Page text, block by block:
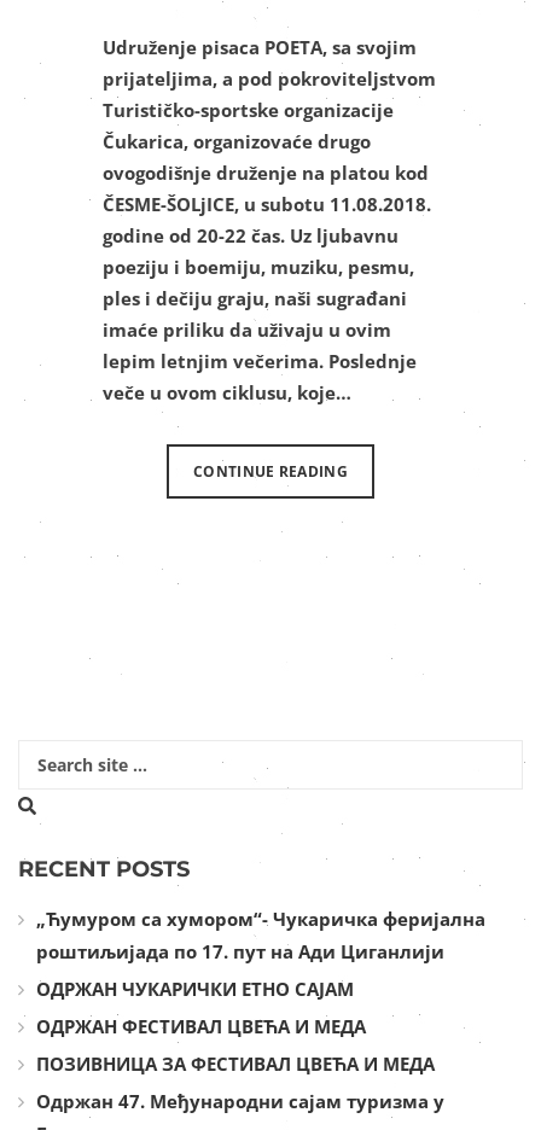
Udruženje pisaca POETA, sa svojim
prijateljima, a pod pokroviteljstvom
Turističko-sportske organizacije
Čukarica, organizovaće drugo
ovogodišnje druženje na platou kod
ČESME-ŠOLjICE, u subotu 11.08.2018.
godine od 20-22 čas. Uz ljubavnu
poeziju i boemiju, muziku, pesmu,
ples i dečiju graju, naši sugrađani
imaće priliku da uživaju u ovim
lepim letnjim večerima. Poslednje
veče u ovom ciklusu, koje…
CONTINUE READING
RECENT POSTS
„Ћумуром са хумором“- Чукаричка феријална
роштиљијада по 17. пут на Ади Циганлији
ОДРЖАН ЧУКАРИЧКИ ЕТНО САЈАМ
ОДРЖАН ФЕСТИВАЛ ЦВЕЋА И МЕДА
ПОЗИВНИЦА ЗА ФЕСТИВАЛ ЦВЕЋА И МЕДА
Одржан 47. Међународни сајам туризма у